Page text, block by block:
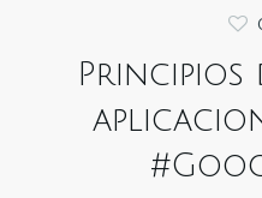
Principios